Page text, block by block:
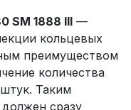
SM 1888 III —
кольцевых
преимуществом
количества
Таким
сразу